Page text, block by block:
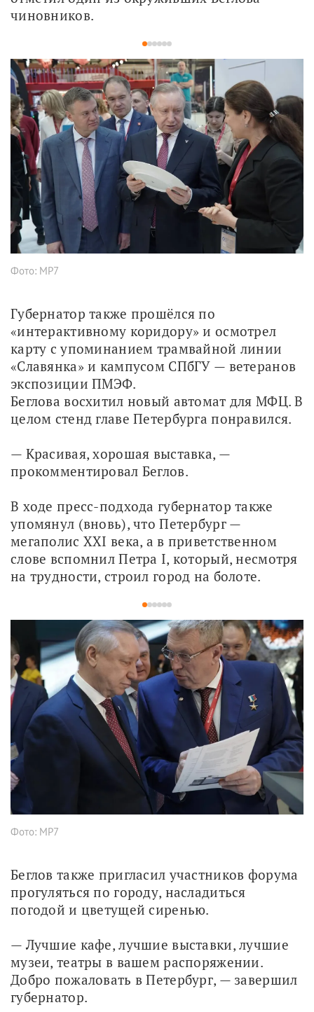
чиновников.
123456
Фото: МР7
Губернатор также прошёлся по
«интерактивному коридору» и осмотрел
карту с упоминанием трамвайной линии
«Славянка» и кампусом СПбГУ — ветеранов
экспозиции ПМЭФ.
Беглова восхитил новый автомат для МФЦ. В
целом стенд главе Петербурга понравился.
— Красивая, хорошая выставка, —
прокомментировал Беглов.
В ходе пресс-подхода губернатор также
упомянул (вновь), что Петербург —
мегаполис XXI века, а в приветственном
слове вспомнил Петра I, который, несмотря
на трудности, строил город на болоте.
123456
Фото: МР7
Беглов также пригласил участников форума
прогуляться по городу, насладиться
погодой и цветущей сиренью.
— Лучшие кафе, лучшие выставки, лучшие
музеи, театры в вашем распоряжении.
Добро пожаловать в Петербург, — завершил
губернатор.